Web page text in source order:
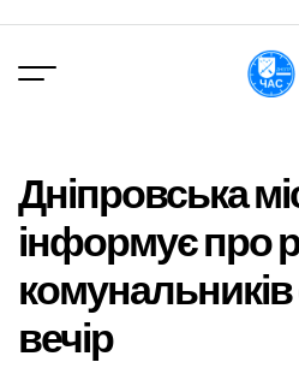
вмісту
Дніпровська
інформує про
вечір